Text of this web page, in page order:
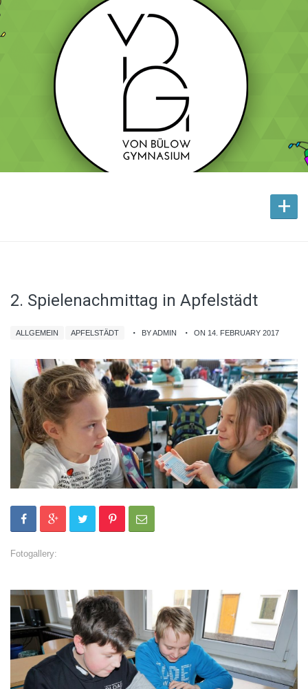
+
2. Spielenachmittag in Apfelstädt
ALLGEMEIN APFELSTÄDT BY ADMIN ON 14. FEBRUARY 2017
Fotogallery: